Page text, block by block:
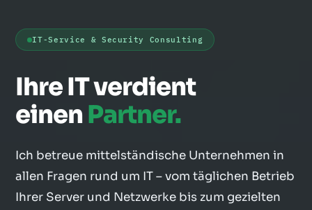
IT-Service & Security Consulting
Ihre IT verdient
einen Partner.
Ich betreue mittelständische Unternehmen in
allen Fragen rund um IT – vom täglichen Betrieb
Ihrer Server und Netzwerke bis zum gezielten